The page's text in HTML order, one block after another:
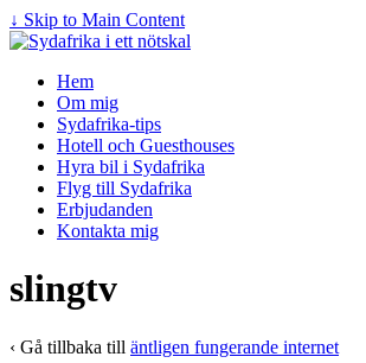
↓ Skip to Main Content
Hem
Om mig
Sydafrika-tips
Hotell och Guesthouses
Hyra bil i Sydafrika
Flyg till Sydafrika
Erbjudanden
Kontakta mig
slingtv
‹ Gå tillbaka till äntligen fungerande internet